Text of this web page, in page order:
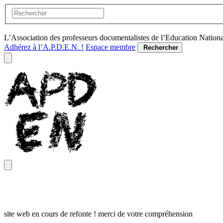
L’Association des professeurs documentalistes de l’Education
Adhérez à l’A.P.D.E.N. ! Espace membre Rechercher
site web en cours de refonte ! merci de votre compréhension